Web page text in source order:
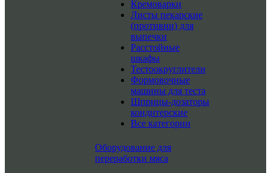
Кремоварки
Листы пекарские
(противни) для
выпечки
Расстойные
шкафы
Тестоокруглители
Формовочные
машины для теста
Шприцы-дозаторы
кондитерские
Все категории
Оборудование для
переработки мяса